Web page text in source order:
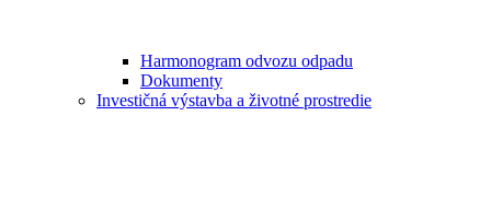
Harmonogram odvozu odpadu
Dokumenty
Investičná výstavba a životné prostredie